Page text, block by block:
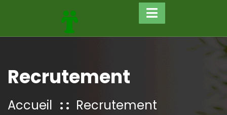
Recrutement
Accueil Recrutement